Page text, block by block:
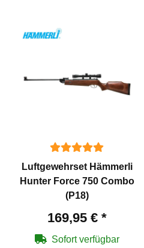
Luftgewehrset Hämmerli
Hunter Force 750 Combo
(P18)
169,95 € *
Sofort verfügbar